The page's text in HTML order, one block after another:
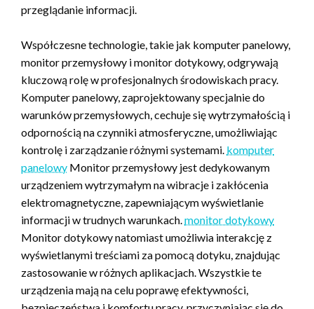
przeglądanie informacji.
Współczesne technologie, takie jak komputer panelowy,
monitor przemysłowy i monitor dotykowy, odgrywają
kluczową rolę w profesjonalnych środowiskach pracy.
Komputer panelowy, zaprojektowany specjalnie do
warunków przemysłowych, cechuje się wytrzymałością i
odpornością na czynniki atmosferyczne, umożliwiając
kontrolę i zarządzanie różnymi systemami. komputer
panelowy Monitor przemysłowy jest dedykowanym
urządzeniem wytrzymałym na wibracje i zakłócenia
elektromagnetyczne, zapewniającym wyświetlanie
informacji w trudnych warunkach. monitor dotykowy
Monitor dotykowy natomiast umożliwia interakcję z
wyświetlanymi treściami za pomocą dotyku, znajdując
zastosowanie w różnych aplikacjach. Wszystkie te
urządzenia mają na celu poprawę efektywności,